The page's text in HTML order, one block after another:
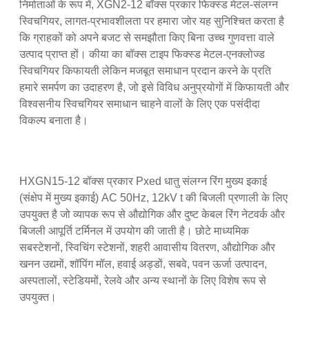
निर्माताओं के रूप में, XGN2-12 बॉक्स प्रकार फिक्स्ड मेटल-संलग्न
स्विचगियर, लागत-प्रभावशीलता पर हमारा जोर यह सुनिश्चित करता है
कि ग्राहकों को अपने बजट से समझौता किए बिना उच्च गुणवत्ता वाले
उत्पाद प्राप्त हों। कीया का बॉक्स टाइप फिक्स्ड मेटल-एनक्लोज्ड
स्विचगियर किफायती लेकिन मजबूत समाधान प्रदान करने के प्रति
हमारे समर्पण का उदाहरण है, जो इसे विविध अनुप्रयोगों में किफायती और
विश्वसनीय स्विचगियर समाधान चाहने वालों के लिए एक पसंदीदा
विकल्प बनाता है।
HXGN15-12 बॉक्स प्रकार Pxed धातु संलग्न रिंग मुख्य इकाई
(संक्षेप में मुख्य इकाई) AC 50Hz, 12kV t की बिजली प्रणाली के लिए
उपयुक्त है जो व्यापक रूप से औद्योगिक और दुष्ट केबल रिंग नेटवर्क और
बिजली आपूर्ति टर्मिनल में उपयोग की जाती है। छोटे माध्यमिक
सबस्टेशनों, स्विचिंग स्टेशनों, शहरी आवासीय वितरण, औद्योगिक और
खनन उद्यमों, शॉपिंग मॉल, हवाई अड्डों, सबवे, पवन ऊर्जा उत्पादन,
अस्पतालों, स्टेडियमों, रेलवे और अन्य स्थानों के लिए विशेष रूप से
उपयुक्त।